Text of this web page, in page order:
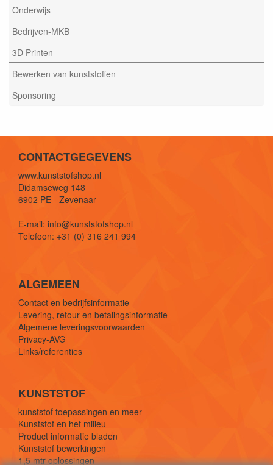
Onderwijs
Bedrijven-MKB
3D Printen
Bewerken van kunststoffen
Sponsoring
CONTACTGEGEVENS
www.kunststofshop.nl
Didamseweg 148
6902 PE - Zevenaar
E-mail: info@kunststofshop.nl
Telefoon: +31 (0) 316 241 994
ALGEMEEN
Contact en bedrijfsinformatie
Levering, retour en betalingsinformatie
Algemene leveringsvoorwaarden
Privacy-AVG
Links/referenties
KUNSTSTOF
kunststof toepassingen en meer
Kunststof en het milieu
Product informatie bladen
Kunststof bewerkingen
1,5 mtr oplossingen